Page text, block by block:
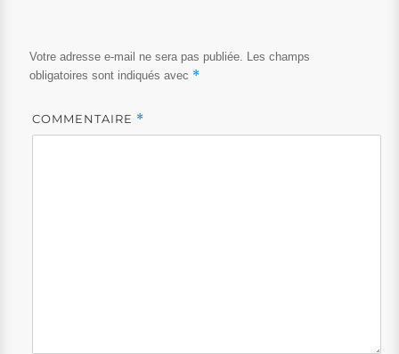
Votre adresse e-mail ne sera pas publiée. Les champs
obligatoires sont indiqués avec *
COMMENTAIRE *